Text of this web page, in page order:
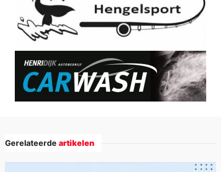
Gerelateerde artikelen